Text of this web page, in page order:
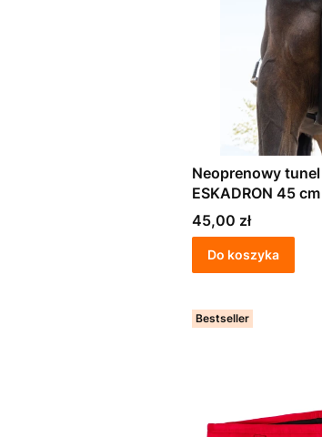
Neoprenowy
ESKADRON 45 cm
Cena
45,00 zł
Do koszyka
Bestseller